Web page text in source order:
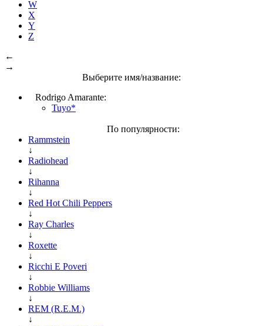
W
X
Y
Z
←
→
Выберите имя/название:
Rodrigo Amarante:
Tuyo*
По популярности:
Rammstein
↓
Radiohead
↓
Rihanna
↓
Red Hot Chili Peppers
↓
Ray Charles
↓
Roxette
↓
Ricchi E Poveri
↓
Robbie Williams
↓
REM (R.E.M.)
↓